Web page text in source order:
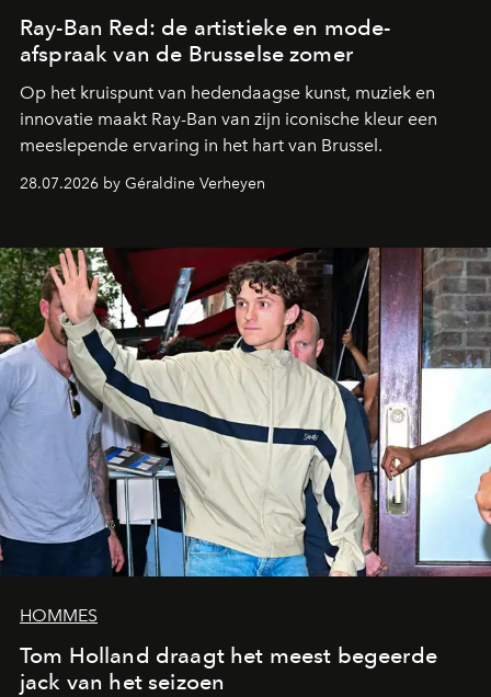
Ray-Ban Red: de artistieke en mode-
afspraak van de Brusselse zomer
Op het kruispunt van hedendaagse kunst, muziek en
innovatie maakt Ray-Ban van zijn iconische kleur een
meeslepende ervaring in het hart van Brussel.
28.07.2026 by Géraldine Verheyen
HOMMES
Tom Holland draagt het meest begeerde
jack van het seizoen